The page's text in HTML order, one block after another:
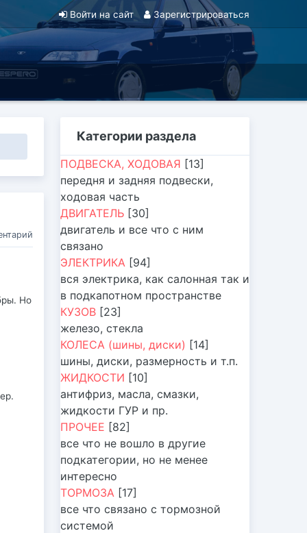
Войти на сайт Зарегистрироваться
Но
Категории раздела
ПОДВЕСКА, ХОДОВАЯ [13]
передня и задняя подвески,
ходовая часть
ДВИГАТЕЛЬ [30]
двигатель и все что с ним
связано
ЭЛЕКТРИКА [94]
вся электрика, как салонная так и
в подкапотном пространстве
КУЗОВ [23]
железо, стекла
КОЛЕСА (шины, диски) [14]
шины, диски, размерность и т.п.
ЖИДКОСТИ [10]
антифриз, масла, смазки,
жидкости ГУР и пр.
ПРОЧЕЕ [82]
все что не вошло в другие
подкатегории, но не менее
интересно
ТОРМОЗА [17]
все что связано с тормозной
системой